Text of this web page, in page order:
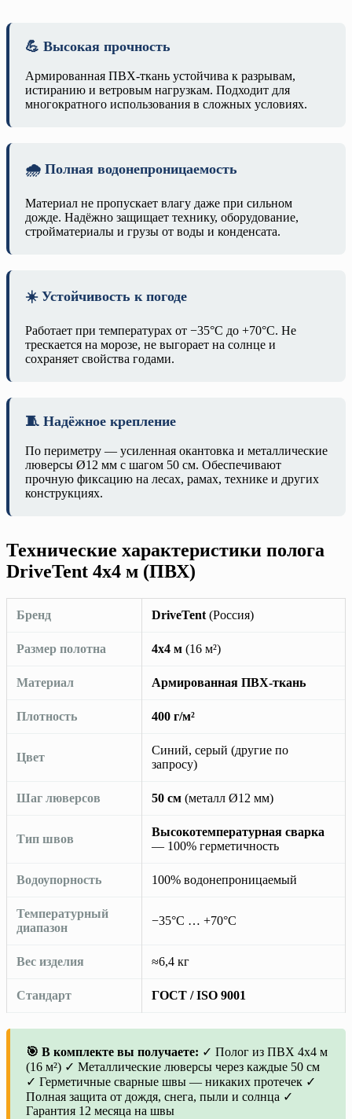
💪 Высокая прочность
Армированная ПВХ-ткань устойчива к разрывам,
истиранию и ветровым нагрузкам. Подходит для
многократного использования в сложных условиях.
🌧️ Полная водонепроницаемость
Материал не пропускает влагу даже при сильном
дожде. Надёжно защищает технику, оборудование,
стройматериалы и грузы от воды и конденсата.
☀️ Устойчивость к погоде
Работает при температурах от −35°C до +70°C. Не
трескается на морозе, не выгорает на солнце и
сохраняет свойства годами.
🧵 Надёжное крепление
По периметру — усиленная окантовка и металлические
люверсы Ø12 мм с шагом 50 см. Обеспечивают
прочную фиксацию на лесах, рамах, технике и других
конструкциях.
Технические характеристики полога
DriveTent 4х4 м (ПВХ)
Бренд DriveTent (Россия)
Размер полотна 4х4 м (16 м²)
Материал Армированная ПВХ-ткань
Плотность 400 г/м²
Цвет
Синий, серый (другие по
запросу)
Шаг люверсов 50 см (металл Ø12 мм)
Тип швов
Высокотемпературная сварка
— 100% герметичность
Водоупорность 100% водонепроницаемый
Температурный
диапазон
−35°C … +70°C
Вес изделия ≈6,4 кг
Стандарт ГОСТ / ISO 9001
🎯 В комплекте вы получаете: ✓ Полог из ПВХ 4х4 м
(16 м²) ✓ Металлические люверсы через каждые 50 см
✓ Герметичные сварные швы — никаких протечек ✓
Полная защита от дождя, снега, пыли и солнца ✓
Гарантия 12 месяца на швы